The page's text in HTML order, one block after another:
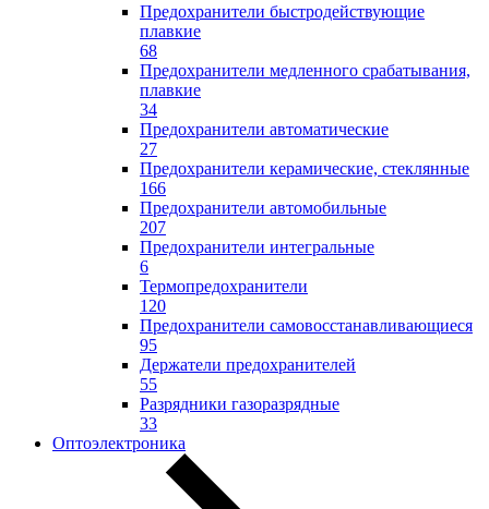
Предохранители быстродействующие
плавкие
68
Предохранители медленного срабатывания,
плавкие
34
Предохранители автоматические
27
Предохранители керамические, стеклянные
166
Предохранители автомобильные
207
Предохранители интегральные
6
Термопредохранители
120
Предохранители самовосстанавливающиеся
95
Держатели предохранителей
55
Разрядники газоразрядные
33
Оптоэлектроника